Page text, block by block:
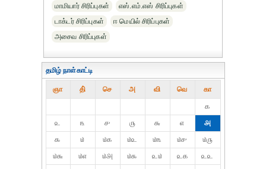
மாமியார் சிரிப்புகள்
எஸ்.எம்.எஸ் சிரிப்புகள்
டாக்டர் சிரிப்புகள்
ஈ மெயில் சிரிப்புகள்
அசைவ சிரிப்புகள்
தமிழ் நாள்காட்டி
ஞா தி் செ அ வி வெ கா
௧
௨
௩ ௪ ௫ ௬ ௭
௮
௯
௰ ௰௧ ௰௨ ௰௩ ௰௪
௰௫
௰௬
௰௭ ௰௮ ௰௯ ௨௰ ௨௧
௨௨